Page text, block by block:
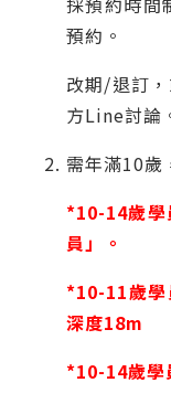
預約。
改期/退訂
方Line討論
需年滿10歲
*10-14歲學
員」。
*10-11歲
深度18m
*10-14歲學